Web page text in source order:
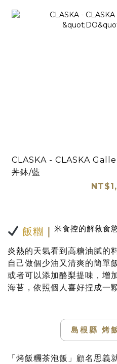
CLASKA - CLASKA
丼鉢/藍
飯糰 ｜ 米食控的解救食
炎熱的天氣看到高糖油膩的
自己做個少油又清爽的簡單
或者可以添加酪梨提味，增
海苔，依照個人喜好捏成一
島根縣 烤
「烤飯糰茶泡飯」顧名思義